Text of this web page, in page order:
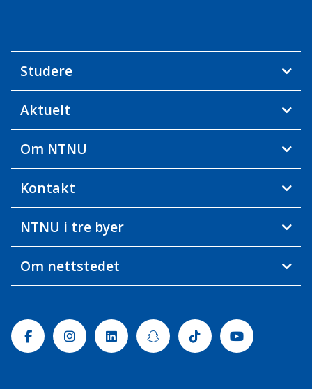
Studere
Aktuelt
Om NTNU
Kontakt
NTNU i tre byer
Om nettstedet
FacebookInstagramLinkedinSnapchatTiktok Youtube